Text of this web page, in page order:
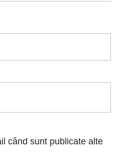
când sunt publicate alte